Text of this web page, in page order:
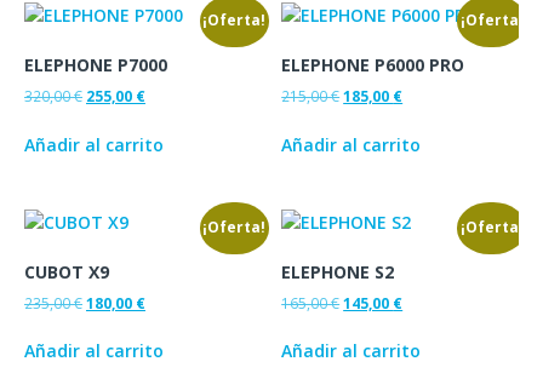
¡Oferta!
ELEPHONE P7000
320,00€ 255,00 €
Añadir al carrito
¡Oferta!
ELEPHONE P6000 PRO
215,00€185,00 €
Añadir al carrito
¡Oferta!
CUBOT X9
235,00€180,00 €
Añadir al carrito
¡Oferta!
ELEPHONE S2
165,00€145,00 €
Añadir al carrito